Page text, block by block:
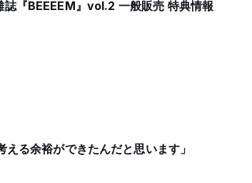
誌『BEEEEM』vol.2 一般販売 特典情報
る余裕ができたんだと思います」